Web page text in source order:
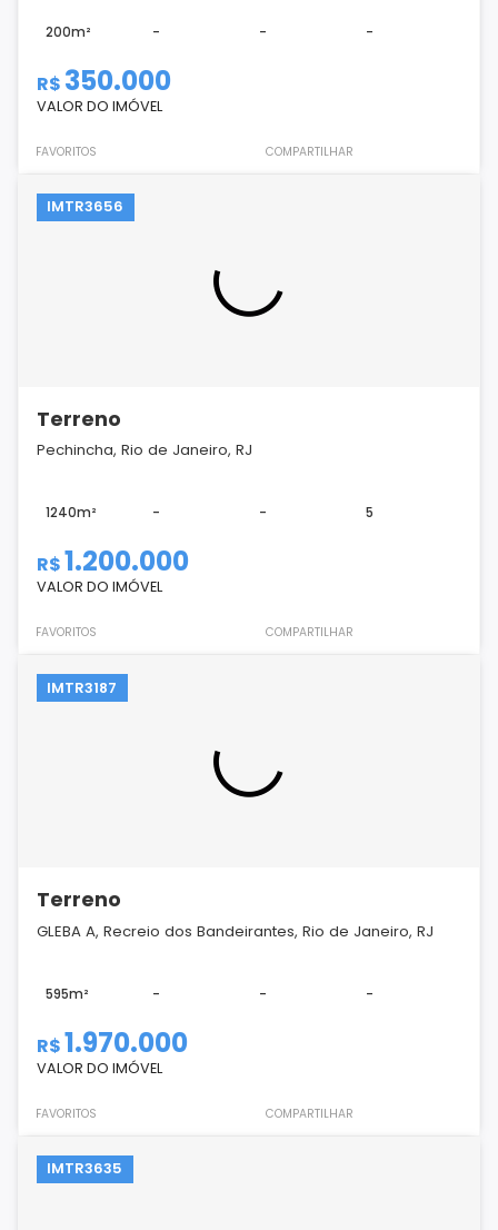
200m² - - -
R$ 350.000
VALOR DO IMÓVEL
FAVORITOS COMPARTILHAR
IMTR3656
Terreno
Pechincha, Rio de Janeiro, RJ
1240m² - - 5
R$1.200.000
VALOR DO IMÓVEL
FAVORITOS COMPARTILHAR
IMTR3187
Terreno
GLEBA A, Recreio dos Bandeirantes, Rio de Janeiro, RJ
595m² - - -
R$1.970.000
VALOR DO IMÓVEL
FAVORITOS COMPARTILHAR
IMTR3635